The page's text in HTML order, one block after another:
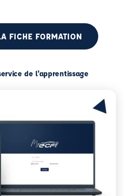
FICHE FORMATION
de l'apprentissage